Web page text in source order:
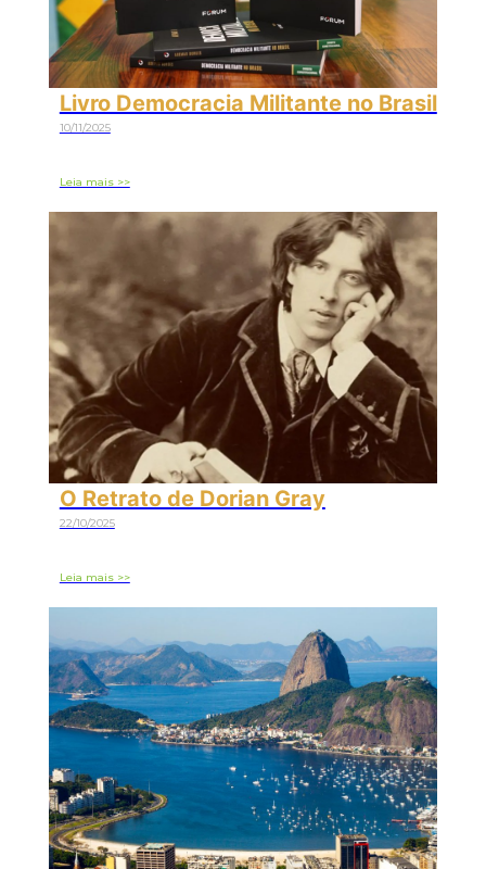
Livro Democracia Militante no Brasil
10/11/2025
Leia mais >>
O Retrato de Dorian Gray
22/10/2025
Leia mais >>